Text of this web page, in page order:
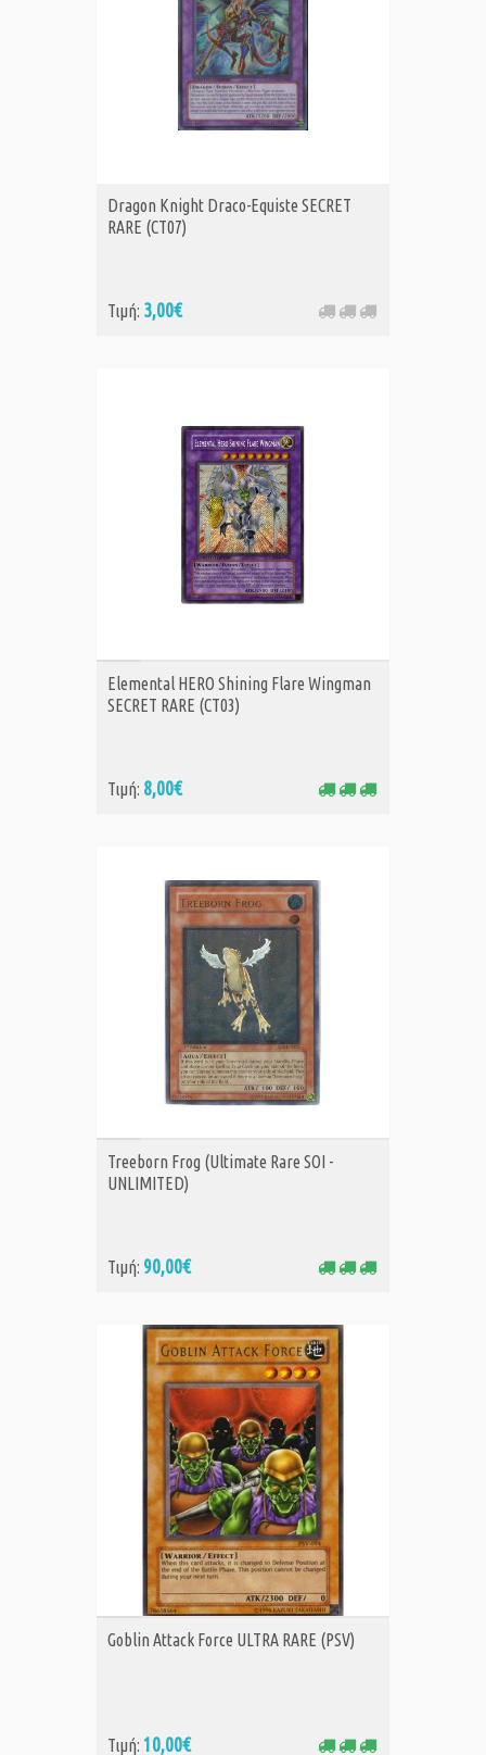
Dragon Knight Draco-Equiste SECRET
RARE (CT07)
Τιμή: 3,00€
ΑΓΟΡΑ
Elemental HERO Shining Flare Wingman
SECRET RARE (CT03)
Τιμή: 8,00€
ΑΓΟΡΑ
Treeborn Frog (Ultimate Rare SOI -
UNLIMITED)
Τιμή: 90,00€
ΑΓΟΡΑ
Goblin Attack Force ULTRA RARE (PSV)
Τιμή: 10,00€